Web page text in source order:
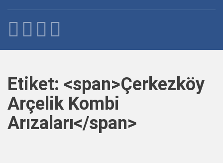
Etiket: <span>Çerkezköy
Arçelik Kombi
Arızaları</span>